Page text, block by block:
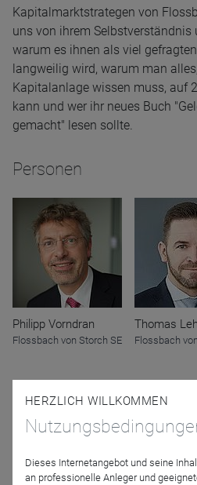
Kapitalmarktstrategen von
uns von ihrem Selbstverständnis
warum es ihnen als viel
langweilig wird, warum man
Kapitalanlage wissen muss, auf
kann und wer ihr neues Buch
gemacht" lesen sollte.
Personen
Philipp Vorndran
Flossbach von Storch SE
Thomas
Flossbach
HERZLICH WILLKOMMEN
Dieses Internetangebot und seine
an professionelle Anleger und